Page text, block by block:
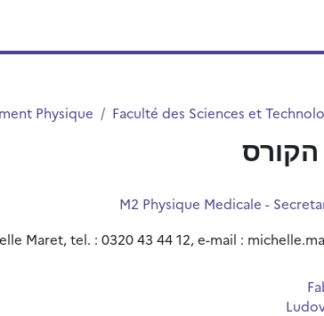
Faculté des Sciences et
Physique
M2 Physique Medicale -
Maret, tel. : 0320 43 44 12, e-mail :